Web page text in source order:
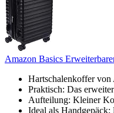
Amazon Basics
Hartschalenkoffer
Praktisch: Das
Aufteilung: Kleiner
Ideal als